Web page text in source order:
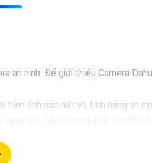
ninh. Để giới thiệu Camera
ảnh sắc nét và tính năng an